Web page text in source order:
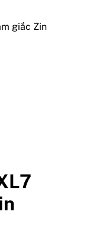
giắc Zin